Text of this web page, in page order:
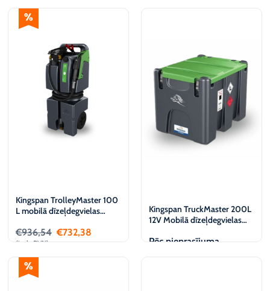
Kingspan TrolleyMaster 100
L mobilā dīzeļdegvielas
tvertne, 12 V
€936,54 €732,38
(iesk. PVN)
Kingspan TruckMaster 200L
12V Mobilā dīzeļdegvielas
Pēc pieprasījuma